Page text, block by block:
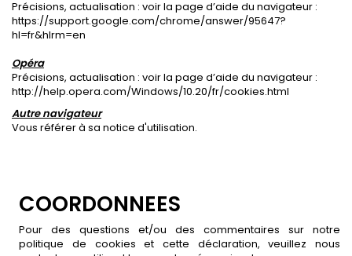
Précisions, actualisation : voir la page d’aide du navigateur :
https://support.google.com/chrome/answer/95647?
hl=fr&hlrm=en
Opéra
Précisions, actualisation : voir la page d’aide du navigateur :
http://help.opera.com/Windows/10.20/fr/cookies.html
Autre navigateur
Vous référer à sa notice d'utilisation.
COORDONNEES
Pour des questions et/ou des commentaires sur notre
politique de cookies et cette déclaration, veuillez nous